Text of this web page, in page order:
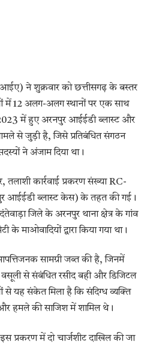
ने शुक्रवार को छत्तीसगढ़ के बस्तर
में 12 अलग-अलग स्थानों पर एक साथ
2023 में हुए अरनपुर आईईडी ब्लास्ट और
से जुड़ी है, जिसे प्रतिबंधित संगठन
ने अंजाम दिया था।
कार्रवाई प्रकरण संख्या RC-
आईईडी ब्लास्ट केस) के तहत की गई।
जिले के अरनपुर थाना क्षेत्र के गांव
के माओवादियों द्वारा किया गया था।
सामग्री जब्त की है, जिनमें
वसूली से संबंधित रसीद बही और डिजिटल
से यह संकेत मिला है कि संदिग्ध व्यक्ति
हमले की साजिश में शामिल थे।
में दो चार्जशीट दाखिल की जा